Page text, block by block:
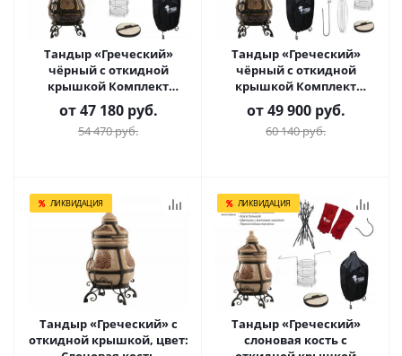
Тандыр «Греческий»
чёрный с откидной
крышкой Комплект
Практичный
от47 180 руб.
54 470 руб.
Тандыр «Греческий»
чёрный с откидной
крышкой Комплект
Гурман
от49 900 руб.
60 140 руб.
ЛИКВИДАЦИЯ
Тандыр «Греческий» с
откидной крышкой, цвет:
ЛИКВИДАЦИЯ
Тандыр «Греческий»
слоновая кость с